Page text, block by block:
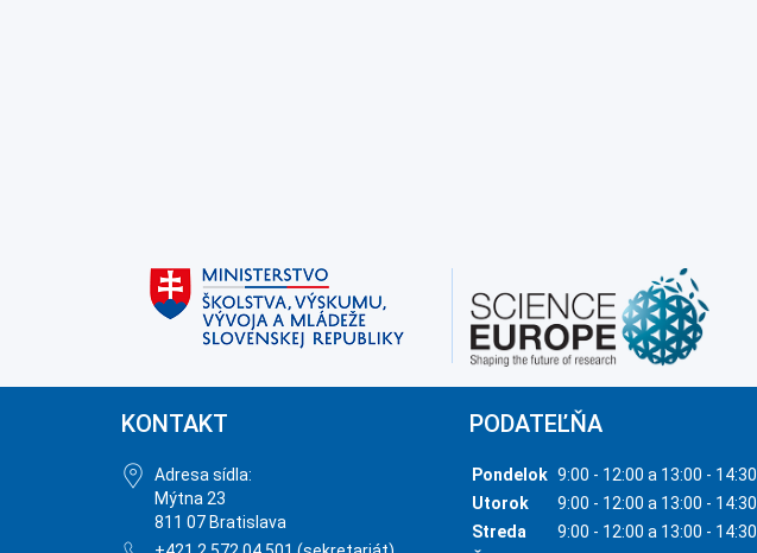
KONTAKT
Adresa sídla:
Mýtna 23
811 07 Bratislava
PODATEĽŇA
Pondelok 9:00 - 12:00 a 13:00 - 14:30
Utorok
9:00 - 12:00 a 13:00 - 14:30
Streda
9:00 - 12:00 a 13:00 - 14:30